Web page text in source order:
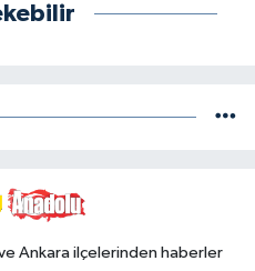
Ankara ilçelerinden haberler